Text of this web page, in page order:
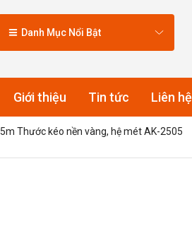
Danh Mục Nổi Bật
Giới thiệu Tin tức Liên hệ
5m Thước kéo nền vàng, hệ mét AK-2505